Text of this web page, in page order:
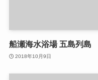
船瀬海水浴場 五島列島
2018年10月9日